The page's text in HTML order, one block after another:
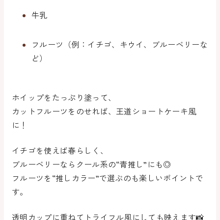
牛乳
フルーツ（例：イチゴ、キウイ、ブルーベリーな
ど）
ホイップをたっぷり塗って、
カットフルーツをのせれば、 王道ショートケーキ風
に！
イチゴを使えば春らしく、
ブルーベリーならクール系の“青推し”にも◎
フルーツを“推しカラー”で選ぶのも楽しいポイントで
す。
透明カップに重ねてトライフル風にしても映えます📸